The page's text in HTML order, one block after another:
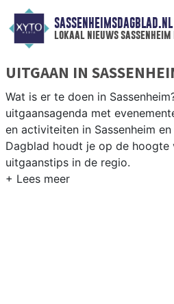
SASSENHEIMSDAGBLAD.NL
lokaal nieuws
UITGAAN IN
Wat is er te doen in
uitgaansagenda met
en activiteiten in Sassenheim
Dagblad houdt je op de hoogte
uitgaanstips in de regio.